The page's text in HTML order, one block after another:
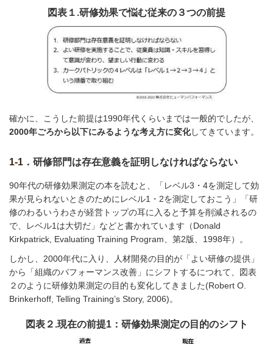
図表１.研修効果で悩む従来の３つの前提
確かに、こうした前提は1990年代くらいまでは一般的でしたが、
2000年ごろから以下にみるような考え方に変化してきています。
1-1． 研修部門は存在意義を証明しなければならない
90年代の研修効果測定の本を読むと、「レベル3・4を測定して効
果が見られないときのためにレベル1・2を測定しておこう」「研
修のわるいうわさが経営トップの耳に入ると予算を削減されるの
で、レベル1は大切だ」などと書かれています（Donald
Kirkpatrick, Evaluating Training Program、第2版、1998年）。
しかし、2000年代に入り、人材開発の目的が「よい研修の提供」
から「組織のパフォーマンス改善」にシフトするにつれて、図表
２のように研修効果測定の目的も変化してきました(Robert O.
Brinkerhoff, Telling Training’s Story, 2006)。
図表２.現在の前提1：研修効果測定の目的のシフト